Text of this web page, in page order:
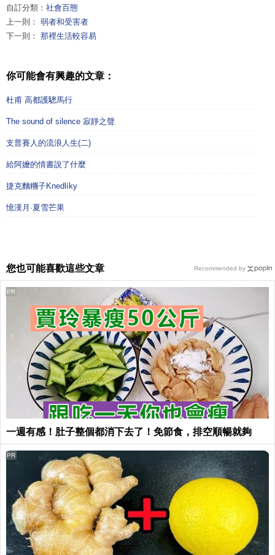
自訂分類： 社會百態
上一則： 弱者和受害者
下一則： 那裡生活較容易
你可能會有興趣的文章：
杜甫 高都護驄馬行
The sound of silence 寂靜之聲
支普賽人的流浪人生(二)
給阿嬤的情書說了什麼
捷克麵糰子Knedlíky
憶漢月·夏雪芒果
您也可能喜歡這些文章
一週有感！肚子整個都消下去了！免節食，排空順暢就夠
PR
PR
Recommended by